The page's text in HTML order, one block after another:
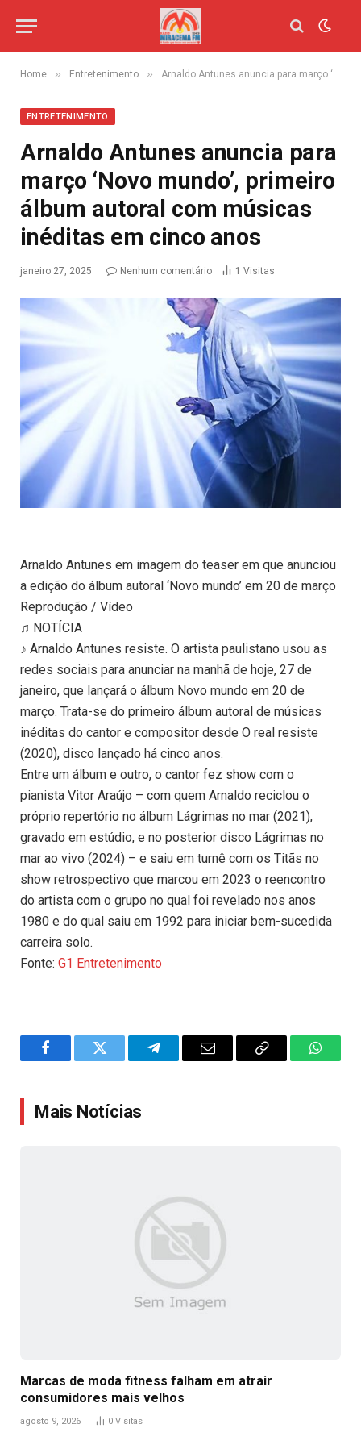
Home » Entretenimento » Arnaldo Antunes anuncia para março ‘Novo mundo’, primeiro álbum autoral com músicas inéditas em cinco anos
ENTRETENIMENTO
Arnaldo Antunes anuncia para
março ‘Novo mundo’, primeiro
álbum autoral com músicas
inéditas em cinco anos
janeiro 27, 2025 Nenhum comentário 1 Visitas
Arnaldo Antunes em imagem do teaser em que anunciou
a edição do álbum autoral ‘Novo mundo’ em 20 de março
Reprodução / Vídeo
♫ NOTÍCIA
♪ Arnaldo Antunes resiste. O artista paulistano usou as
redes sociais para anunciar na manhã de hoje, 27 de
janeiro, que lançará o álbum Novo mundo em 20 de
março. Trata-se do primeiro álbum autoral de músicas
inéditas do cantor e compositor desde O real resiste
(2020), disco lançado há cinco anos.
Entre um álbum e outro, o cantor fez show com o
pianista Vitor Araújo – com quem Arnaldo reciclou o
próprio repertório no álbum Lágrimas no mar (2021),
gravado em estúdio, e no posterior disco Lágrimas no
mar ao vivo (2024) – e saiu em turnê com os Titãs no
show retrospectivo que marcou em 2023 o reencontro
do artista com o grupo no qual foi revelado nos anos
1980 e do qual saiu em 1992 para iniciar bem-sucedida
carreira solo.
Fonte: G1 Entretenimento
FacebookTwitter TelegramEmail
Copy
Mais Notícias
Marcas de moda fitness falham em atrair
consumidores mais velhos
agosto 9, 2026 0 Visitas